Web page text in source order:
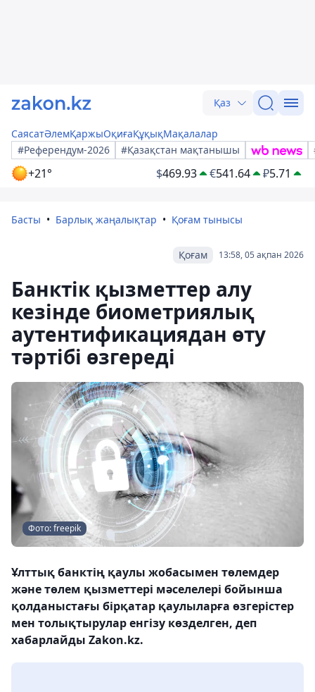
Қаз
СаясатӘлемҚаржыОқиғаҚұқықМақалалар
#Референдум-2026
#Қазақстан мақтанышы
+21° $469.93 €541.64 ₽5.71
Басты Барлық жаңалықтар Қоғам тынысы
13:58, 05 ақпан 2026
Қоғам
Банктік қызметтер алу
кезінде биометриялық
аутентификациядан өту
тәртібі өзгереді
Фото: freepik
Ұлттық банктің қаулы жобасымен төлемдер
және төлем қызметтері мәселелері бойынша
қолданыстағы бірқатар қаулыларға өзгерістер
мен толықтырулар енгізу көзделген, деп
хабарлайды Zakon.kz.